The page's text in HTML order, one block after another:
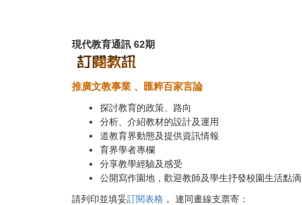
現代教育通訊 62期
推廣文教事業 、匯粹百家言論
探討教育的政策、路向
分析、介紹教材的設計及運用
道教育界動態及提供資訊情報
育界學者專欄
分享教學經驗及感受
公開寫作園地，歡迎教師及學生抒發校園生活點滴
請列印並填妥訂閱表格 ， 連同畫線支票寄：